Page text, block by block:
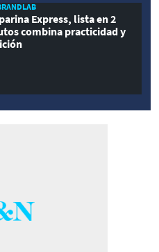
Express, lista en 2
combina practicidad y